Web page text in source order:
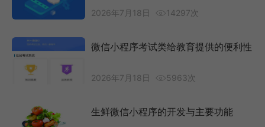
2026年7月18日 14297次
微信小程序考试类给教育提供的便利性
2026年7月18日 5963次
生鲜微信小程序的开发与主要功能